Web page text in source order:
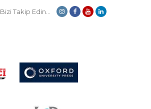
Bizi Takip Edin...